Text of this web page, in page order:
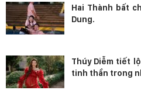
Hai Thành bất
Dung.
Thúy Diễm tiết
tinh thần trong